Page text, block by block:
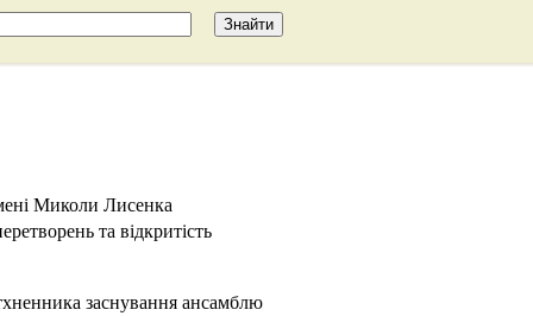
Миколи Лисенка
та відкритість
заснування ансамблю